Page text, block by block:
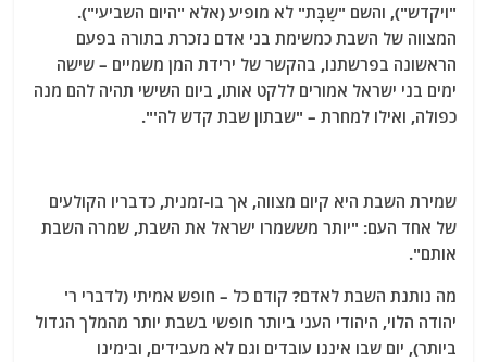
"ויקדש"), והשם "שַבָּת" לא מופיע (אלא "היום השביעי").
המצווה של השבת כמשימת בני אדם נזכרת בתורה בפעם
הראשונה בפרשתנו, בהקשר של ירידת המן משמיים – שישה
ימים בני ישראל אמורים ללקט אותו, ביום השישי תהיה להם מנה
כפולה, ואילו למחרת – "שבתון שבת קֹדש לה'".
שמירת השבת היא קיום מצווה, אך בו-זמנית, כדבריו הקולעים
של אחד העם: "יותר מששמרו ישראל את השבת, שמרה השבת
אותם".
מה נותנת השבת לאדם? קודם כל – חופש אמיתי (לדברי ר'
יהודה הלוי, היהודי העני ביותר חופשי בשבת יותר מהמלך הגדול
ביותר), יום שבו איננו עובדים וגם לא מעבידים, ובימינו